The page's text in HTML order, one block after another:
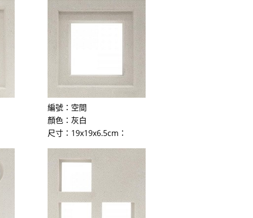
編號：空間
顏色：灰白
尺寸：19x19x6.5cm：